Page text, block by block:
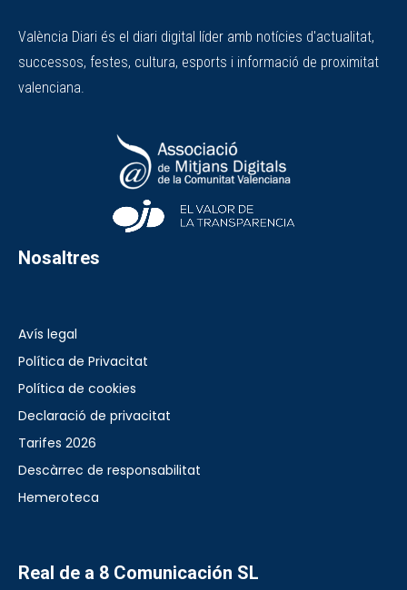
València Diari és el diari digital líder amb notícies d'actualitat,
successos, festes, cultura, esports i informació de proximitat
valenciana.
Nosaltres
Avís legal
Política de Privacitat
Política de cookies
Declaració de privacitat
Tarifes 2026
Descàrrec de responsabilitat
Hemeroteca
Real de a 8 Comunicación SL